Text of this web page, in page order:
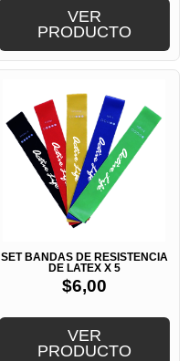
VER
PRODUCTO
SET BANDAS DE RESISTENCIA
DE LATEX X 5
$6,00
VER
PRODUCTO